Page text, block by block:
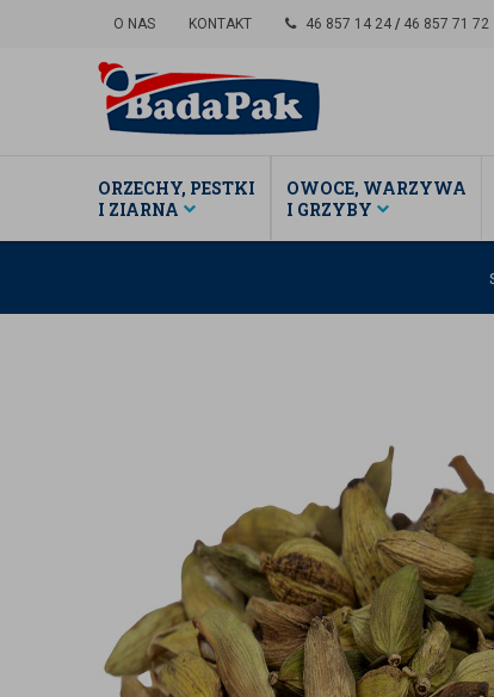
O NAS KONTAKT 46 857 14 24 / 46 857 71 72
ORZECHY, PESTKI
I ZIARNA
OWOCE, WARZYWA
I GRZYBY